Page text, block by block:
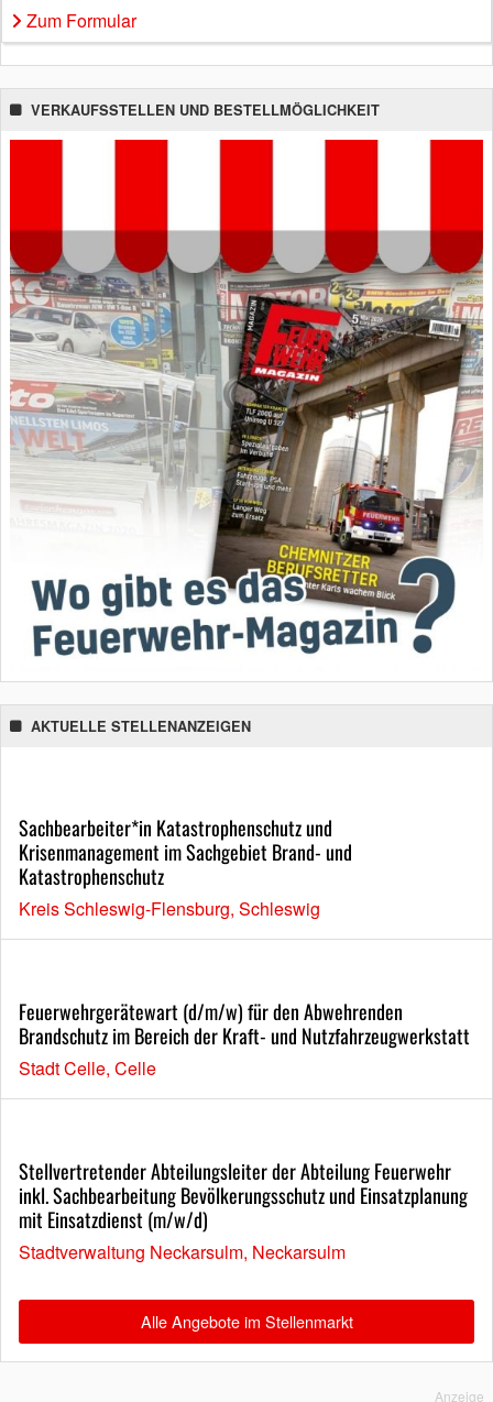
Zum Formular
VERKAUFSSTELLEN UND BESTELLMÖGLICHKEIT
AKTUELLE STELLENANZEIGEN
Sachbearbeiter*in Katastrophenschutz und
Krisenmanagement im Sachgebiet Brand- und
Katastrophenschutz
Kreis Schleswig-Flensburg, Schleswig
Feuerwehrgerätewart (d/m/w) für den Abwehrenden
Brandschutz im Bereich der Kraft- und Nutzfahrzeugwerkstatt
Stadt Celle, Celle
Stellvertretender Abteilungsleiter der Abteilung Feuerwehr
inkl. Sachbearbeitung Bevölkerungsschutz und Einsatzplanung
mit Einsatzdienst (m/w/d)
Stadtverwaltung Neckarsulm, Neckarsulm
Alle Angebote im Stellenmarkt
Anzeige